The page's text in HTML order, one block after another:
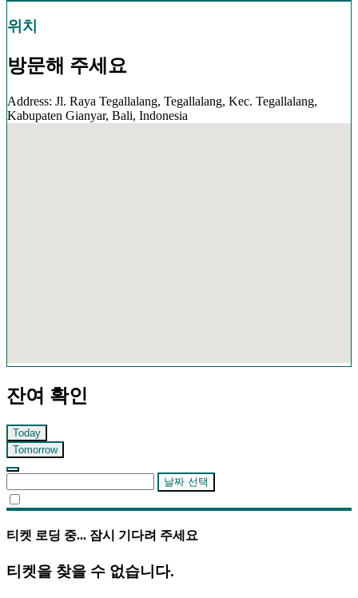
위치
방문해 주세요
Address: Jl. Raya Tegallalang, Tegallalang, Kec. Tegallalang,
Kabupaten Gianyar, Bali, Indonesia
잔여 확인
Today
Tomorrow
날짜 선택
티켓 로딩 중... 잠시 기다려 주세요
티켓을 찾을 수 없습니다.